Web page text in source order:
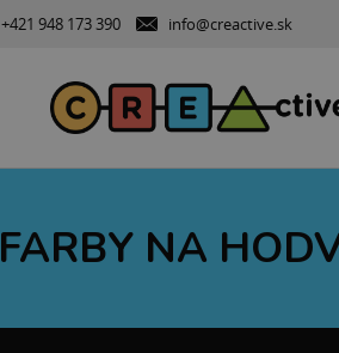
+421 948 173 390 info@creactive.sk
FARBY NA